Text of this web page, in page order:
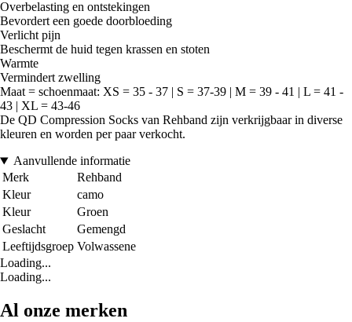
Overbelasting en ontstekingen
Bevordert een goede doorbloeding
Verlicht pijn
Beschermt de huid tegen krassen en stoten
Warmte
Vermindert zwelling
Maat = schoenmaat: XS = 35 - 37 | S = 37-39 | M = 39 - 41 | L = 41 -
43 | XL = 43-46
De QD Compression Socks van Rehband zijn verkrijgbaar in diverse
kleuren en worden per paar verkocht.
Aanvullende informatie
Merk
Rehband
Kleur
camo
Kleur
Groen
Geslacht
Gemengd
Leeftijdsgroep Volwassene
Loading...
Loading...
Al onze merken